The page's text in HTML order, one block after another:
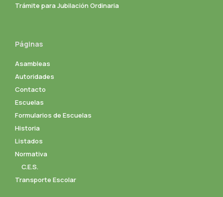
Trámite para Jubilación Ordinaria
Páginas
Asambleas
Autoridades
Contacto
Escuelas
Formularios de Escuelas
Historia
Listados
Normativa
C.E.S.
Transporte Escolar